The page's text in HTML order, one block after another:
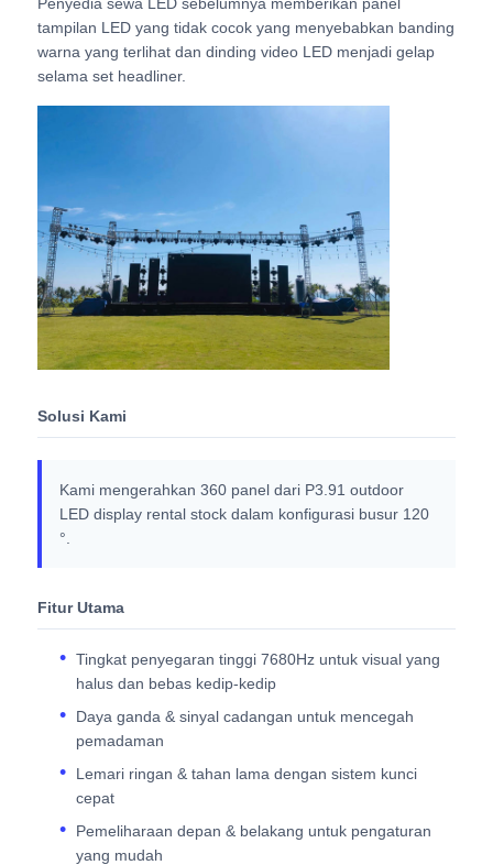
SMD LED Screen
tampilan LED yang tidak cocok yang menyebabkan banding
warna yang terlihat dan dinding video LED menjadi gelap
selama set headliner.
Solusi Kami
Kami mengerahkan 360 panel dari P3.91 outdoor
LED display rental stock dalam konfigurasi busur 120
°.
Fitur Utama
Tingkat penyegaran tinggi 7680Hz untuk visual yang
halus dan bebas kedip-kedip
Daya ganda & sinyal cadangan untuk mencegah
pemadaman
Lemari ringan & tahan lama dengan sistem kunci
cepat
Pemeliharaan depan & belakang untuk pengaturan
yang mudah